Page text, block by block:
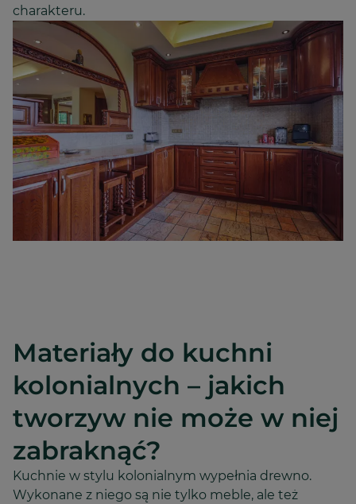
charakteru.
Materiały do kuchni
kolonialnych – jakich
tworzyw nie może w niej
zabraknąć?
Kuchnie w stylu kolonialnym wypełnia drewno.
Wykonane z niego są nie tylko meble, ale też